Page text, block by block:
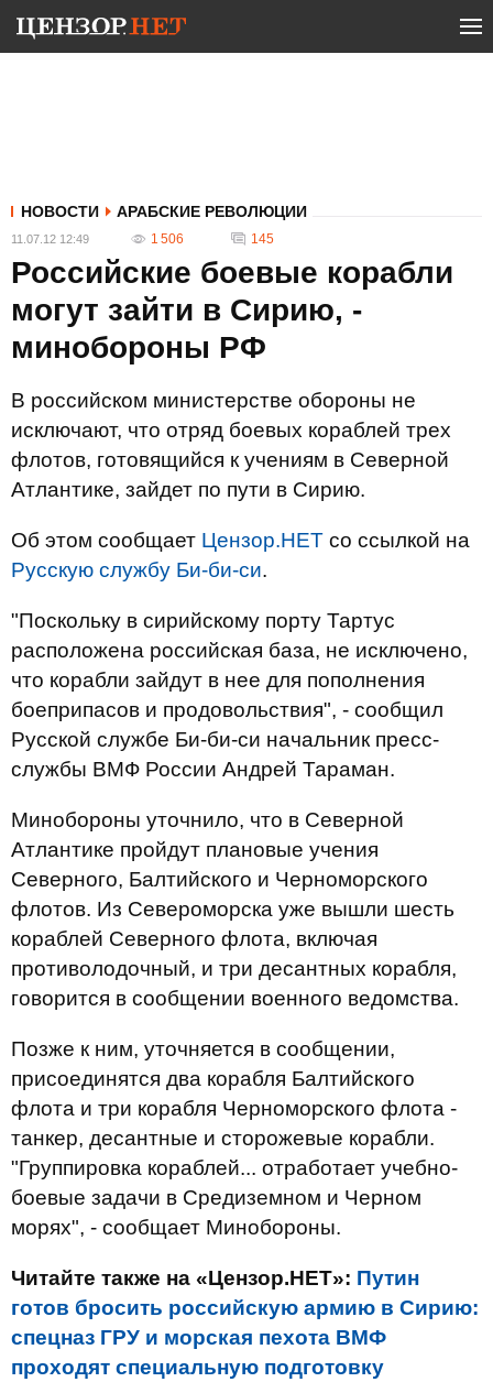
НОВОСТИ АРАБСКИЕ РЕВОЛЮЦИИ
11.07.12 12:49 1 506 145
Российские боевые корабли
могут зайти в Сирию, -
минобороны РФ
В российском министерстве обороны не
исключают, что отряд боевых кораблей трех
флотов, готовящийся к учениям в Северной
Атлантике, зайдет по пути в Сирию.
Об этом сообщает Цензор.НЕТ со ссылкой на
Русскую службу Би-би-си.
"Поскольку в сирийскому порту Тартус
расположена российская база, не исключено,
что корабли зайдут в нее для пополнения
боеприпасов и продовольствия", - сообщил
Русской службе Би-би-си начальник пресс-
службы ВМФ России Андрей Тараман.
Минобороны уточнило, что в Северной
Атлантике пройдут плановые учения
Северного, Балтийского и Черноморского
флотов. Из Североморска уже вышли шесть
кораблей Северного флота, включая
противолодочный, и три десантных корабля,
говорится в сообщении военного ведомства.
Позже к ним, уточняется в сообщении,
присоединятся два корабля Балтийского
флота и три корабля Черноморского флота -
танкер, десантные и сторожевые корабли.
"Группировка кораблей... отработает учебно-
боевые задачи в Средиземном и Черном
морях", - сообщает Минобороны.
Читайте также на «Цензор.НЕТ»: Путин
готов бросить российскую армию в Сирию:
спецназ ГРУ и морская пехота ВМФ
проходят специальную подготовку